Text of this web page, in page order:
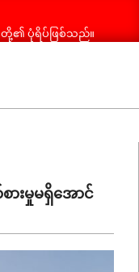
တို့၏ ပုံရိပ်ဖြစ်သည်။
ားမှုမရှိအောင်